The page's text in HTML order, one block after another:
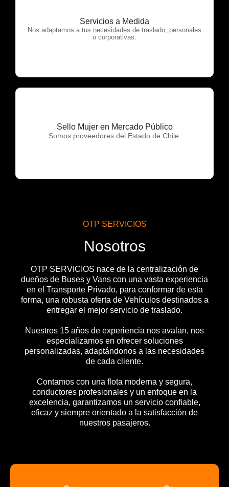
Servicios a Medida
Nos adaptamos a tus necesidades de traslado; personales
o corporativas.
OTP Servicios
Sello Mujer en Mercado Público
Somos proveedores del Estado de Chile.
OTP Servicios
OTP SERVICIOS
Nosotros
OTP SERVICIOS nace de la centralización de
dueños de Buses y Vans con una vasta experiencia
en el Transporte Privado, para conformar de esta
forma, una robusta oferta de Vehículos destinados a
entregar el mejor servicio de traslado.
Nuestros 15 años de experiencia nos avalan, nos
especializamos en ofrecer soluciones
personalizadas, adaptándonos a las necesidades
de cada cliente.
Contamos con una flota moderna y segura,
conductores profesionales y un enfoque en la
excelencia, garantizamos un servicio confiable,
eficaz y siempre orientado a la satisfacción de
nuestros pasajeros.